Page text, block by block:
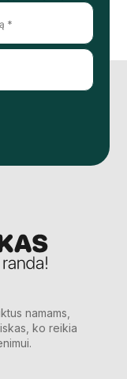
namams,
ko reikia